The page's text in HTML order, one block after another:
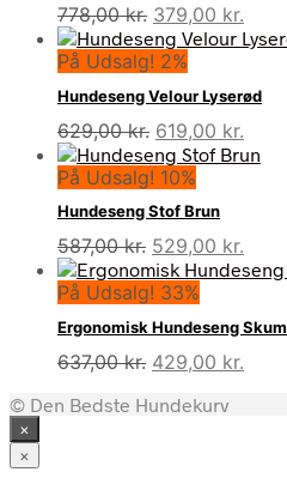
778,00kr. Den
oprindelige
pris
var:
778,00 kr..
379,00 kr.
er:
På Udsalg! 2%
Hundeseng Velour Lyserød
629,00kr. Den
oprindelige
pris
var:
629,00 kr..
619,00 kr.
På Udsalg! 10%
Hundeseng Stof Brun
587,00kr. Den
oprindelige
pris
var:
587,00 kr..
529,00 kr.
er:
På Udsalg! 33%
Ergonomisk Hundeseng
637,00kr. Den
pris
429,00 kr.
© Den Bedste Hundekurv
×
×